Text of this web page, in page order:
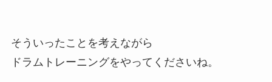
そういったことを考えながら
ドラムトレーニングをやってくださいね。